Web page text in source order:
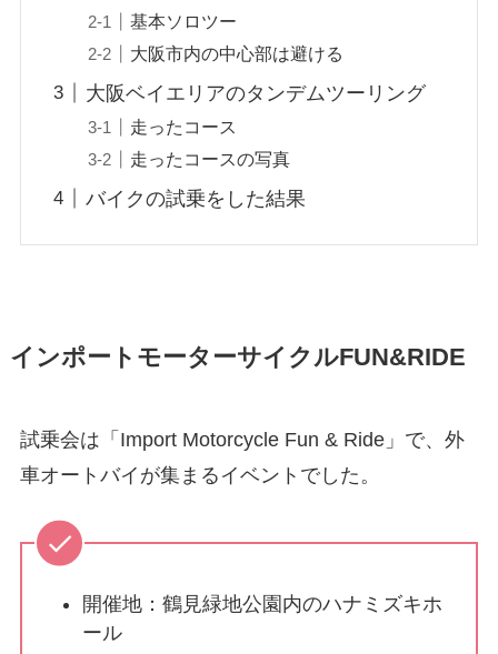
基本ソロツー
大阪市内の中心部は避ける
大阪ベイエリアのタンデムツーリング
走ったコース
走ったコースの写真
バイクの試乗をした結果
インポートモーターサイクルFUN&RIDE
試乗会は「Import Motorcycle Fun & Ride」で、外
車オートバイが集まるイベントでした。
開催地：鶴見緑地公園内のハナミズキホ
ール